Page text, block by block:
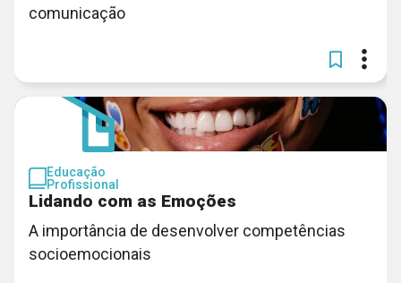
comunicação
Educação
Profissional
Lidando com as Emoções
A importância de desenvolver competências
socioemocionais